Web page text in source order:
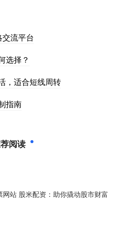
流平台
选择？
，适合短线周转
指南
阅读
网站 股米配资：助你撬动股市财富